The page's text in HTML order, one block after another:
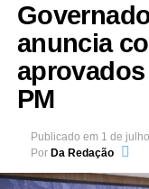
anuncia
PM
Publicado em 1 de
Por Da Redação